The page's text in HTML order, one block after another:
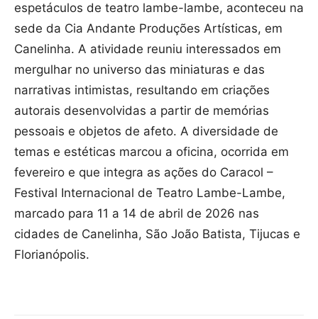
espetáculos de teatro lambe-lambe, aconteceu na
sede da Cia Andante Produções Artísticas, em
Canelinha. A atividade reuniu interessados em
mergulhar no universo das miniaturas e das
narrativas intimistas, resultando em criações
autorais desenvolvidas a partir de memórias
pessoais e objetos de afeto. A diversidade de
temas e estéticas marcou a oficina, ocorrida em
fevereiro e que integra as ações do Caracol –
Festival Internacional de Teatro Lambe-Lambe,
marcado para 11 a 14 de abril de 2026 nas
cidades de Canelinha, São João Batista, Tijucas e
Florianópolis.